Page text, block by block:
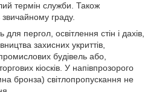
термін служби. Також
звичайному граду.
для пергол, освітлення стін і дахів,
захисних укриттів,
будівель або,
кіосків. У напівпрозорого
бронза) світлопропускання не